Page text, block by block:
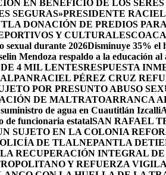
EN BENEFICIO DE LOS SERES
SEGURAS»PRESIDENTE
DONACIÓN DE PREDIOS
Y CULTURALES
sexual durante 2026Disminuye 35% el
Mendoza respaldo a la educación
4 MIL LENTESRESPUESTA
RACIEL PÉREZ CRUZ
POR PRESUNTO ABUSO
DE MALTRATOARRANCA
de agua en Cuautitlán Izcalli
de funcionaria estatalSAN RAFAEL
SUJETO EN LA COLONIA
DE TLALNEPANTLA
RECUPERACIÓN INTEGRAL
Y REFUERZA